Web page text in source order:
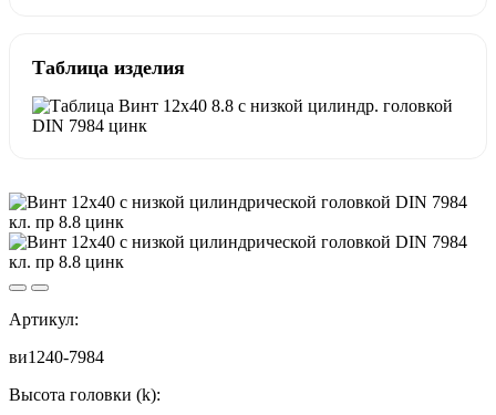
Таблица изделия
Артикул:
ви1240-7984
Высота головки (k):